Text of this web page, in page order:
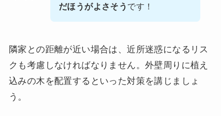
だほうがよさそう です！
隣家との距離が近い場合は、近所迷惑になるリス
クも考慮しなければなりません。外壁周りに植え
込みの木を配置するといった対策を講じましょ
う。